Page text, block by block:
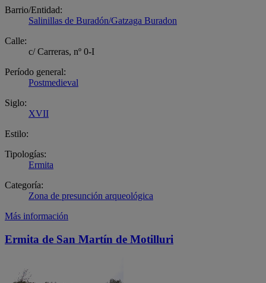
Barrio/Entidad:
Salinillas de Buradón/Gatzaga Buradon
Calle:
c/ Carreras, nº 0-I
Período general:
Postmedieval
Siglo:
XVII
Estilo:
Tipologías:
Ermita
Categoría:
Zona de presunción arqueológica
Más información
Ermita de San Martín de Motilluri